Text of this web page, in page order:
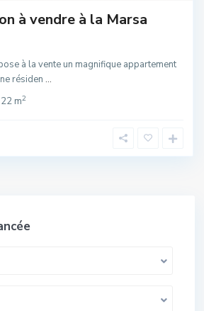
à vendre à la Marsa
à la vente un magnifique appartement
résiden ...
m2